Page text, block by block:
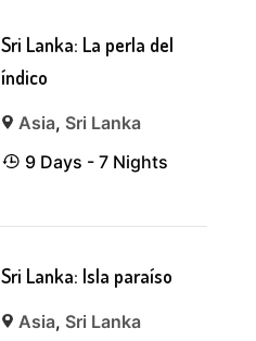
Sri Lanka: La perla del
índico
Asia, Sri Lanka
9 Days - 7 Nights
Sri Lanka: Isla paraíso
Asia, Sri Lanka